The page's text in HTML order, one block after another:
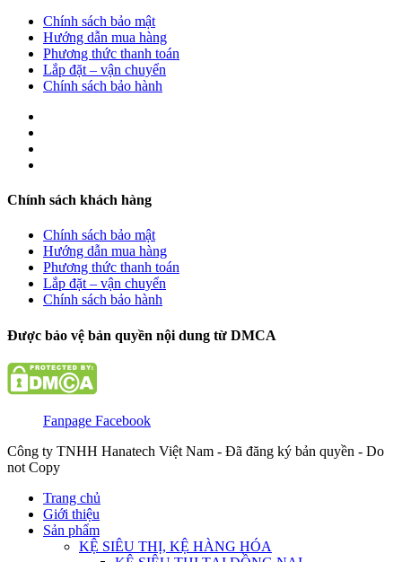
Chính sách bảo mật
Hướng dẫn mua hàng
Phương thức thanh toán
Lắp đặt – vận chuyển
Chính sách bảo hành
Chính sách khách hàng
Chính sách bảo mật
Hướng dẫn mua hàng
Phương thức thanh toán
Lắp đặt – vận chuyển
Chính sách bảo hành
Được bảo vệ bản quyền nội dung từ DMCA
Fanpage Facebook
Công ty TNHH Hanatech Việt Nam - Đã đăng ký bản quyền - Do
not Copy
Trang chủ
Giới thiệu
Sản phẩm
KỆ SIÊU THỊ, KỆ HÀNG HÓA